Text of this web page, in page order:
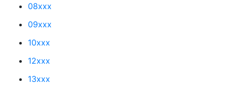
08xxx
09xxx
10xxx
12xxx
13xxx